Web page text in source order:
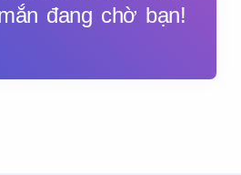
đang chờ bạn!